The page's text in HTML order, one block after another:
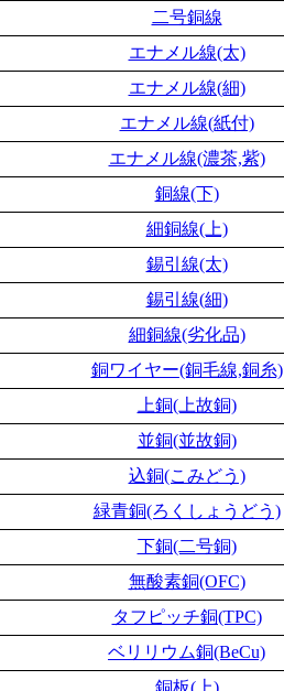
二号銅線
エナメル線(太)
エナメル線(細)
エナメル線(紙付)
エナメル線(濃茶,紫)
銅線(下)
細銅線(上)
錫引線(太)
錫引線(細)
細銅線(劣化品)
銅ワイヤー(銅毛線,銅糸)
上銅(上故銅)
並銅(並故銅)
込銅(こみどう)
緑青銅(ろくしょうどう)
下銅(二号銅)
無酸素銅(OFC)
タフピッチ銅(TPC)
ベリリウム銅(BeCu)
銅板(上)